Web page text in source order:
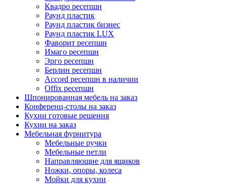
Квадро ресепшн
Раунд пластик
Раунд пластик бизнес
Раунд пластик LUX
Фаворит ресепшн
Имаго ресепшн
Эрго ресепшн
Берлин ресепшн
Accord ресепшн в наличии
Offix ресепшн
Шпонированная мебель на заказ
Конференц-столы на заказ
Кухни готовые решения
Кухни на заказ
Мебельная фурнитура
Мебельные ручки
Мебельные петли
Направляющие для ящиков
Ножки, опоры, колеса
Мойки для кухни